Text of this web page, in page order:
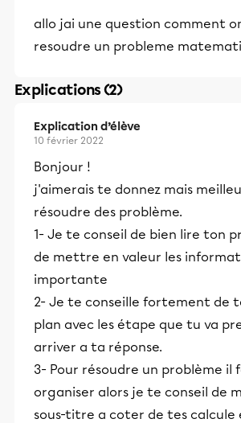
allo jai une question comment
resoudre un probleme
Explications (2)
Explication d’élève
10 février 2022
Bonjour !
j'aimerais te donnez mais
résoudre des problème.
1- Je te conseil de bien lire ton
de mettre en valeur les
importante
2- Je te conseille fortement de
plan avec les étape que tu va
arriver a ta réponse.
3- Pour résoudre un problème il
organiser alors je te conseil de
sous-titre a coter de tes